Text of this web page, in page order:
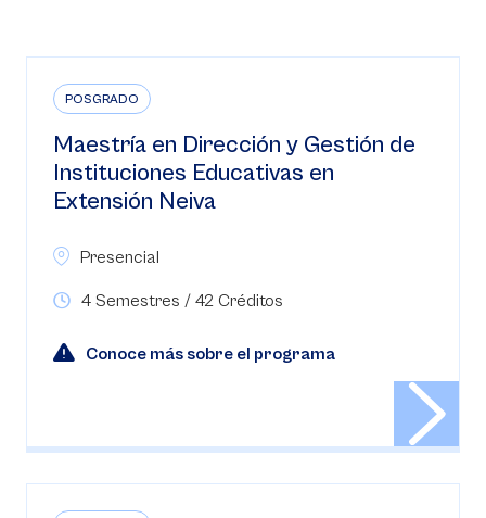
POSGRADO
Maestría en Dirección y Gestión de
Instituciones Educativas en
Extensión Neiva
Presencial
4 Semestres / 42 Créditos
Conoce más sobre el programa